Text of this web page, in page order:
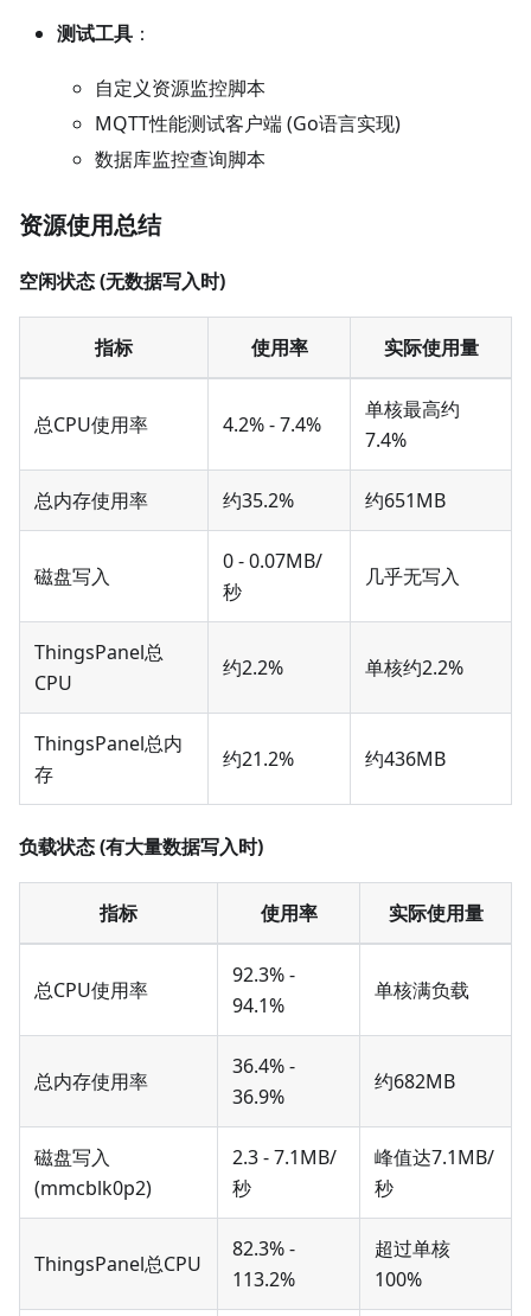
测试工具 ：
自定义资源监控脚本
MQTT性能测试客户端 (Go语言实现)
数据库监控查询脚本
资源使用总结
空闲状态 (无数据写入时)
指标 使用率 实际使用量
总CPU使用率 4.2% - 7.4%
单核最高约
7.4%
总内存使用率 约35.2% 约651MB
磁盘写入
0 - 0.07MB/
秒
几乎无写入
ThingsPanel总
CPU
约2.2% 单核约2.2%
ThingsPanel总内
存
约21.2% 约436MB
负载状态 (有大量数据写入时)
指标 使用率 实际使用量
总CPU使用率
92.3% -
94.1%
单核满负载
总内存使用率
36.4% -
36.9%
约682MB
磁盘写入
(mmcblk0p2)
2.3 - 7.1MB/
秒
峰值达7.1MB/
秒
ThingsPanel总CPU
82.3% -
113.2%
超过单核
100%